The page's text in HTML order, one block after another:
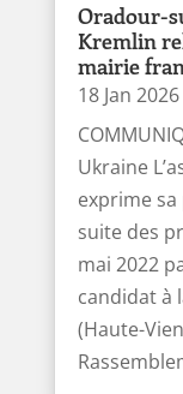
Oradour-
Kremlin
mairie
18 Jan 2026
Ukraine
exprime
suite des
mai 2022
candidat à
(Haute-